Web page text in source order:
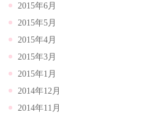
2015年6月
2015年5月
2015年4月
2015年3月
2015年1月
2014年12月
2014年11月